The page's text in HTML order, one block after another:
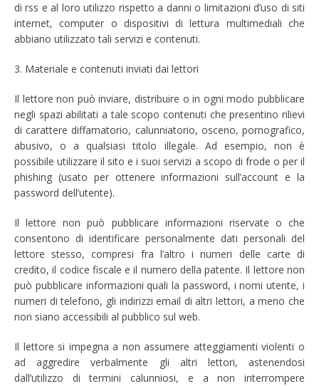
di rss e al loro utilizzo rispetto a danni o limitazioni d’uso di siti
internet, computer o dispositivi di lettura multimediali che
abbiano utilizzato tali servizi e contenuti.
3. Materiale e contenuti inviati dai lettori
Il lettore non può inviare, distribuire o in ogni modo pubblicare
negli spazi abilitati a tale scopo contenuti che presentino rilievi
di carattere diffamatorio, calunniatorio, osceno, pornografico,
abusivo, o a qualsiasi titolo illegale. Ad esempio, non è
possibile utilizzare il sito e i suoi servizi a scopo di frode o per il
phishing (usato per ottenere informazioni sull’account e la
password dell’utente).
Il lettore non può pubblicare informazioni riservate o che
consentono di identificare personalmente dati personali del
lettore stesso, compresi fra l’altro i numeri delle carte di
credito, il codice fiscale e il numero della patente. Il lettore non
può pubblicare informazioni quali la password, i nomi utente, i
numeri di telefono, gli indirizzi email di altri lettori, a meno che
non siano accessibili al pubblico sul web.
Il lettore si impegna a non assumere atteggiamenti violenti o
ad aggredire verbalmente gli altri lettori, astenendosi
dall’utilizzo di termini calunniosi, e a non interrompere